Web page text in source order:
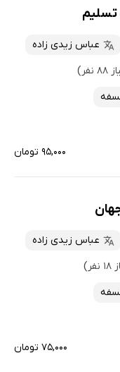
تسلیم
عباس زیدی زاده
۹۵,۰۰۰ تومان
عباس زیدی زاده
۷۵,۰۰۰ تومان